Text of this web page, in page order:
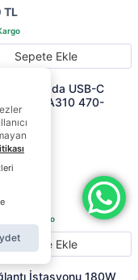
TL
Sepete Ekle
7 si 1 arada USB-C
DA310 470-
A 3.2
C 3.2
TL
Sepete Ekle
İstasyonu 180W